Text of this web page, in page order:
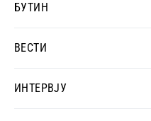
БУТИН
ВЕСТИ
ИНТЕРВЈУ